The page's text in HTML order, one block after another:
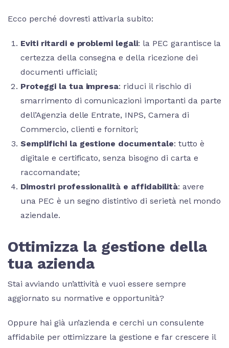
Ecco perché dovresti attivarla subito:
Eviti ritardi e problemi legali: la PEC garantisce la
certezza della consegna e della ricezione dei
documenti ufficiali;
Proteggi la tua impresa: riduci il rischio di
smarrimento di comunicazioni importanti da parte
dell’Agenzia delle Entrate, INPS, Camera di
Commercio, clienti e fornitori;
Semplifichi la gestione documentale: tutto è
digitale e certificato, senza bisogno di carta e
raccomandate;
Dimostri professionalità e affidabilità: avere
una PEC è un segno distintivo di serietà nel mondo
aziendale.
Ottimizza la gestione della
tua azienda
Stai avviando un’attività e vuoi essere sempre
aggiornato su normative e opportunità?
Oppure hai già un’azienda e cerchi un consulente
affidabile per ottimizzare la gestione e far crescere il